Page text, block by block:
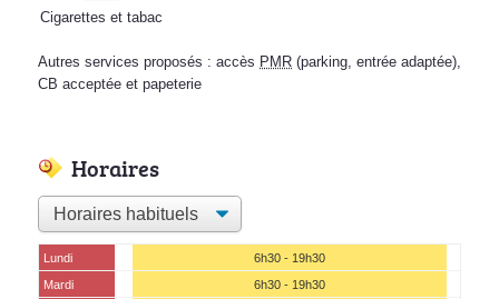
Cigarettes et tabac
Autres services proposés : accès PMR (parking, entrée adaptée),
CB acceptée et papeterie
Horaires
Lundi
6h30 - 19h30
Mardi
6h30 - 19h30